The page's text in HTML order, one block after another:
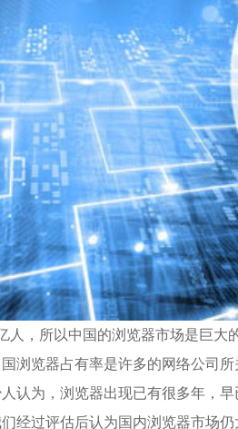
人，所以中国的浏览器市场是巨大
浏览器占有率是许多的网络公司所
认为，浏览器出现已有很多年，
经过评估后认为国内浏览器市场